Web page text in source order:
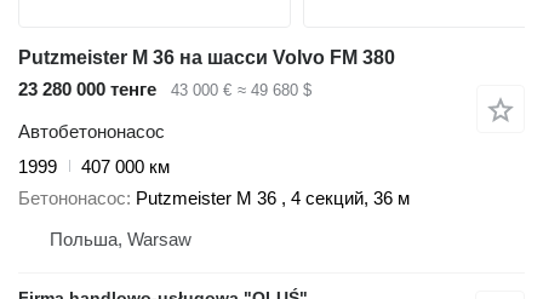
Putzmeister M 36 на шасси Volvo FM 380
23 280 000 тенге
43 000 € ≈ 49 680 $
Автобетононасос
1999
407 000 км
Бетононасос Putzmeister M 36 , 4 секций, 36 м
Польша, Warsaw